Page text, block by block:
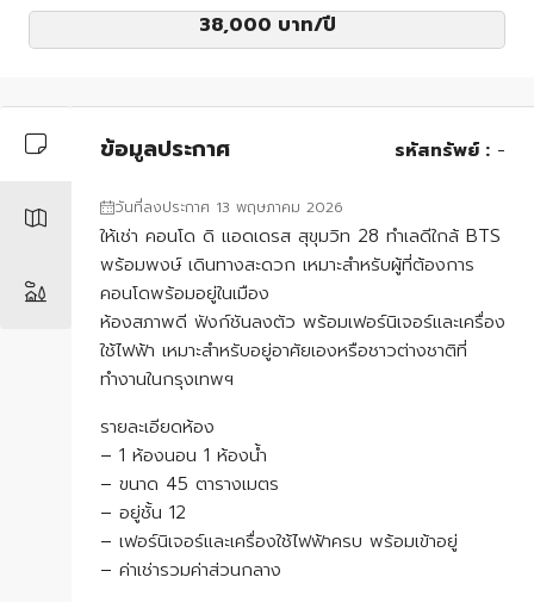
38,000 บาท/ปี
ข้อมูลประกาศ รหัสทรัพย์ : -
วันที่ลงประกาศ 13 พฤษภาคม 2026
ให้เช่า คอนโด ดิ แอดเดรส สุขุมวิท 28 ทำเลดีใกล้ BTS
พร้อมพงษ์ เดินทางสะดวก เหมาะสำหรับผู้ที่ต้องการ
คอนโดพร้อมอยู่ในเมือง
ห้องสภาพดี ฟังก์ชันลงตัว พร้อมเฟอร์นิเจอร์และเครื่อง
ใช้ไฟฟ้า เหมาะสำหรับอยู่อาศัยเองหรือชาวต่างชาติที่
ทำงานในกรุงเทพฯ
รายละเอียดห้อง
– 1 ห้องนอน 1 ห้องน้ำ
– ขนาด 45 ตารางเมตร
– อยู่ชั้น 12
– เฟอร์นิเจอร์และเครื่องใช้ไฟฟ้าครบ พร้อมเข้าอยู่
– ค่าเช่ารวมค่าส่วนกลาง